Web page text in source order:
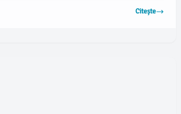
în noiembrie 2025. Printre problemele
plata eronată a salariului managerului,
Citește